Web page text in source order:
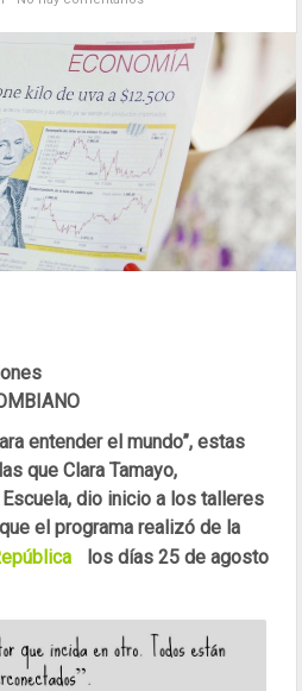
entender el mundo”, estas
que Clara Tamayo,
dio inicio a los talleres
el programa realizó de la
los días 25 de agosto